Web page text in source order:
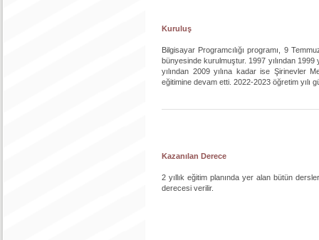
Kuruluş
Bilgisayar Programcılığı programı, 9
bünyesinde kurulmuştur. 1997 yılından 1999
yılından 2009 yılına kadar ise Şirinevler
eğitimine devam etti. 2022-2023 öğretim yılı
Kazanılan Derece
2 yıllık eğitim planında yer alan bütün
derecesi verilir.